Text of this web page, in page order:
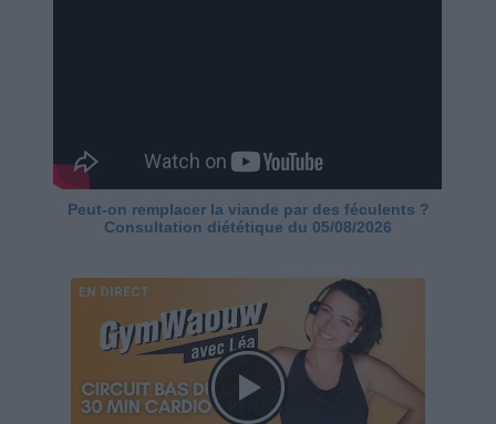
Peut-on remplacer la viande par des féculents ?
Consultation diététique du 05/08/2026